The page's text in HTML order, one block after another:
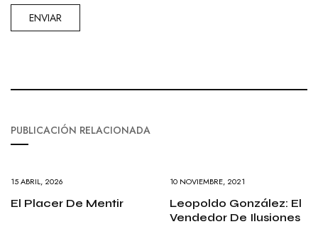
PUBLICACIÓN RELACIONADA
15 ABRIL, 2026
El Placer De Mentir
10 NOVIEMBRE, 2021
Leopoldo González: El
Vendedor De Ilusiones